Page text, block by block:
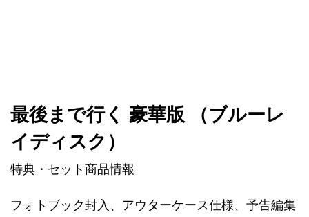
最後まで行く 豪華版 （ブルーレ
イディスク）
特典・セット商品情報
フォトブック封入、アウターケース仕様、予告編集